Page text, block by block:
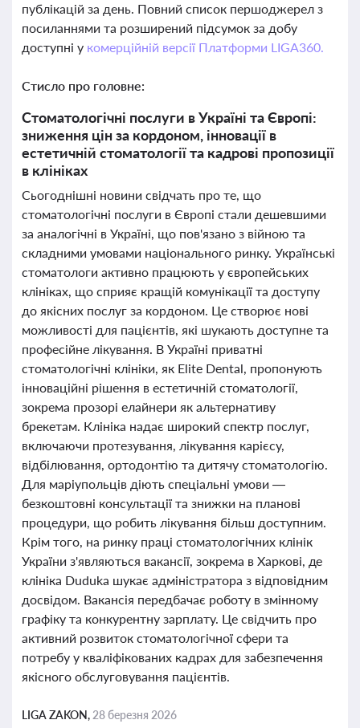
публікацій за день. Повний список першоджерел з
посиланнями та розширений підсумок за добу
доступні у комерційній версії Платформи LIGA360.
Стисло про головне:
Стоматологічні послуги в Україні та Європі:
зниження цін за кордоном, інновації в
естетичній стоматології та кадрові пропозиції
в клініках
Сьогоднішні новини свідчать про те, що
стоматологічні послуги в Європі стали дешевшими
за аналогічні в Україні, що пов'язано з війною та
складними умовами національного ринку. Українські
стоматологи активно працюють у європейських
клініках, що сприяє кращій комунікації та доступу
до якісних послуг за кордоном. Це створює нові
можливості для пацієнтів, які шукають доступне та
професійне лікування. В Україні приватні
стоматологічні клініки, як Elite Dental, пропонують
інноваційні рішення в естетичній стоматології,
зокрема прозорі елайнери як альтернативу
брекетам. Клініка надає широкий спектр послуг,
включаючи протезування, лікування карієсу,
відбілювання, ортодонтію та дитячу стоматологію.
Для маріупольців діють спеціальні умови —
безкоштовні консультації та знижки на планові
процедури, що робить лікування більш доступним.
Крім того, на ринку праці стоматологічних клінік
України з'являються вакансії, зокрема в Харкові, де
клініка Duduka шукає адміністратора з відповідним
досвідом. Вакансія передбачає роботу в змінному
графіку та конкурентну зарплату. Це свідчить про
активний розвиток стоматологічної сфери та
потребу у кваліфікованих кадрах для забезпечення
якісного обслуговування пацієнтів.
LIGA ZAKON, 28 березня 2026